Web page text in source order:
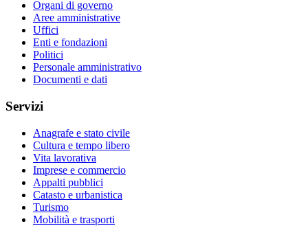
Organi di governo
Aree amministrative
Uffici
Enti e fondazioni
Politici
Personale amministrativo
Documenti e dati
Servizi
Anagrafe e stato civile
Cultura e tempo libero
Vita lavorativa
Imprese e commercio
Appalti pubblici
Catasto e urbanistica
Turismo
Mobilità e trasporti